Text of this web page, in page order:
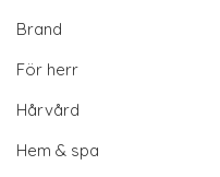
Brand
För herr
Hårvård
Hem & spa